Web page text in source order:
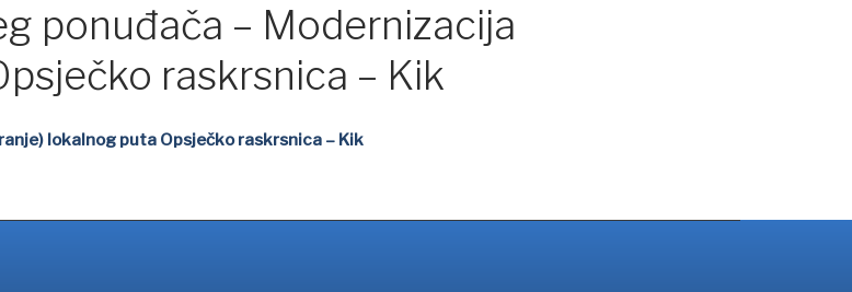
ponuđača – Modernizacija
raskrsnica – Kik
lokalnog puta Opsječko raskrsnica – Kik